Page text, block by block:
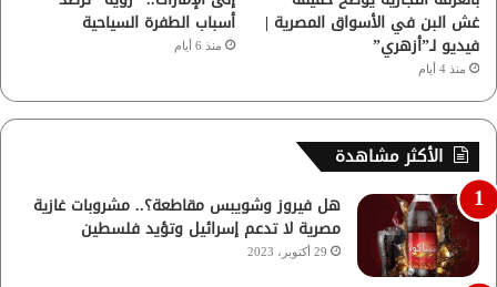
غش البن في الأسواق المصرية |
فيديو لـ”أزهري”
منذ 4 أيام
أسباب الطفرة السياحية
منذ 6 أيام
الأكثر مشاهدة
هل فيروز وشويبس مقاطعة؟.. مشروبات غازية
مصرية لا تدعم إسرائيل وتؤيد فلسطين
29 أكتوبر، 2023